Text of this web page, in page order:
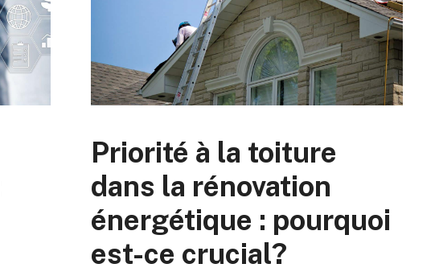
Priorité à la toiture
dans la rénovation
énergétique : pourquoi
est-ce crucial?